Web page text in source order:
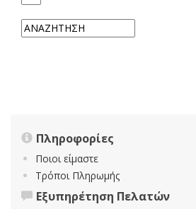
Πληροφορίες
Ποιοι είμαστε
Τρόποι Πληρωμής
Εξυπηρέτηση Πελατών